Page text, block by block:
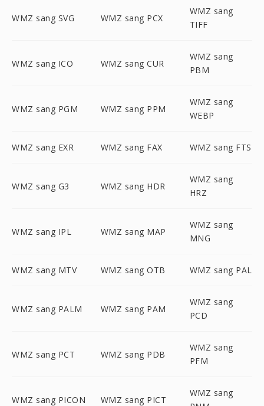
WMZ sang SVG WMZ sang PCX
WMZ sang
TIFF
WMZ sang ICO WMZ sang CUR
WMZ sang
PBM
WMZ sang PGM WMZ sang PPM
WMZ sang
WEBP
WMZ sang EXR WMZ sang FAX WMZ sang FTS
WMZ sang G3 WMZ sang HDR
WMZ sang
HRZ
WMZ sang IPL WMZ sang MAP
WMZ sang
MNG
WMZ sang MTV WMZ sang OTB WMZ sang PAL
WMZ sang PALM WMZ sang PAM
WMZ sang
PCD
WMZ sang PCT WMZ sang PDB
WMZ sang
PFM
WMZ sang PICON WMZ sang PICT
WMZ sang